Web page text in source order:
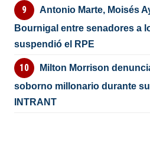
Antonio Marte, Moisés
Bournigal entre senadores a
suspendió el RPE
Milton Morrison
soborno millonario durante
INTRANT